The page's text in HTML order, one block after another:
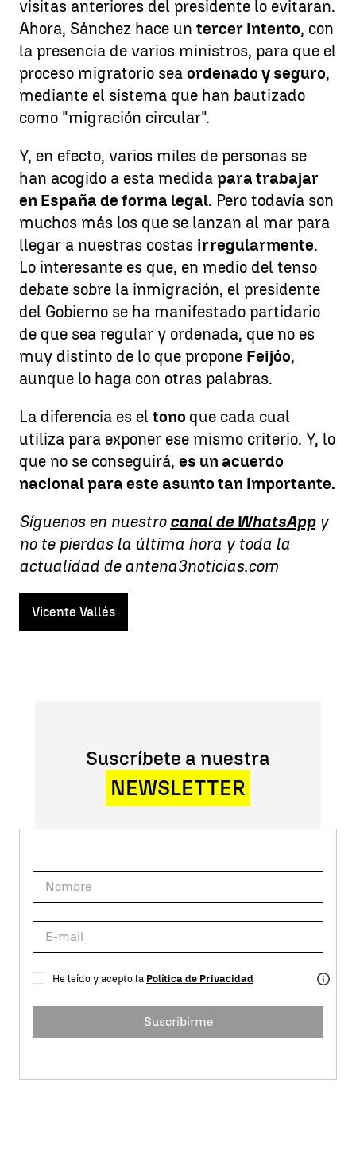
visitas anteriores del presidente lo evitaran.
Ahora, Sánchez hace un tercer intento, con
la presencia de varios ministros, para que el
proceso migratorio sea ordenado y seguro,
mediante el sistema que han bautizado
como "migración circular".
Y, en efecto, varios miles de personas se
han acogido a esta medida para trabajar
en España de forma legal. Pero todavía son
muchos más los que se lanzan al mar para
llegar a nuestras costas irregularmente.
Lo interesante es que, en medio del tenso
debate sobre la inmigración, el presidente
del Gobierno se ha manifestado partidario
de que sea regular y ordenada, que no es
muy distinto de lo que propone Feijóo,
aunque lo haga con otras palabras.
La diferencia es el tono que cada cual
utiliza para exponer ese mismo criterio. Y, lo
que no se conseguirá, es un acuerdo
nacional para este asunto tan importante.
Síguenos en nuestro canal de WhatsAppy
no te pierdas la última hora y toda la
actualidad de antena3noticias.com
Vicente Vallés
Suscríbete a nuestra
NEWSLETTER
He leído y acepto la Política de Privacidad
Suscribirme